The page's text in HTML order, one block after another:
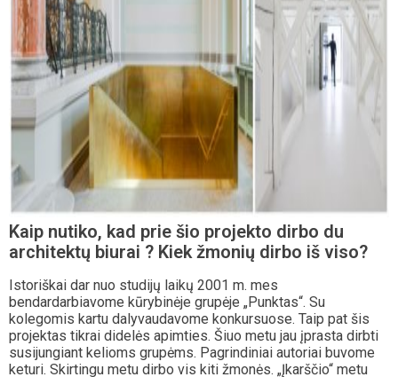
Kaip nutiko, kad prie šio projekto dirbo du
architektų biurai ? Kiek žmonių dirbo iš viso?
Istoriškai dar nuo studijų laikų 2001 m. mes
bendardarbiavome kūrybinėje grupėje „Punktas“. Su
kolegomis kartu dalyvaudavome konkursuose. Taip pat šis
projektas tikrai didelės apimties. Šiuo metu jau įprasta dirbti
susijungiant kelioms grupėms. Pagrindiniai autoriai buvome
keturi. Skirtingu metu dirbo vis kiti žmonės. „Įkarščio“ metu